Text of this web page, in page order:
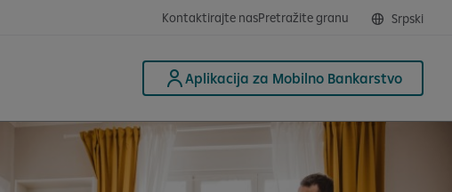
Kontaktirajte nasPretražite granu Srpski
Aplikacija za Mobilno Bankarstvo